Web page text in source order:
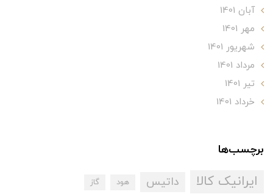
آبان 1401
مهر 1401
شهریور 1401
مرداد 1401
تير 1401
خرداد 1401
برچسب‌ها
ایرانیک کالا داتیس هود گاز